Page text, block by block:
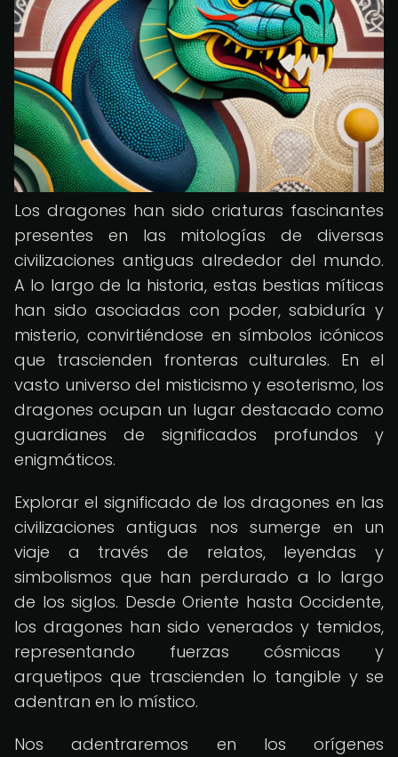
Los dragones han sido criaturas fascinantes
presentes en las mitologías de diversas
civilizaciones antiguas alrededor del mundo.
A lo largo de la historia, estas bestias míticas
han sido asociadas con poder, sabiduría y
misterio, convirtiéndose en símbolos icónicos
que trascienden fronteras culturales. En el
vasto universo del misticismo y esoterismo, los
dragones ocupan un lugar destacado como
guardianes de significados profundos y
enigmáticos.
Explorar el significado de los dragones en las
civilizaciones antiguas nos sumerge en un
viaje a través de relatos, leyendas y
simbolismos que han perdurado a lo largo
de los siglos. Desde Oriente hasta Occidente,
los dragones han sido venerados y temidos,
representando fuerzas cósmicas y
arquetipos que trascienden lo tangible y se
adentran en lo místico.
Nos adentraremos en los orígenes